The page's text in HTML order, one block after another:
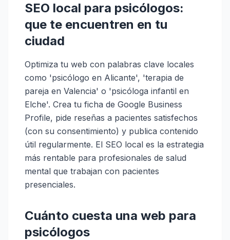
SEO local para psicólogos:
que te encuentren en tu
ciudad
Optimiza tu web con palabras clave locales
como 'psicólogo en Alicante', 'terapia de
pareja en Valencia' o 'psicóloga infantil en
Elche'. Crea tu ficha de Google Business
Profile, pide reseñas a pacientes satisfechos
(con su consentimiento) y publica contenido
útil regularmente. El SEO local es la estrategia
más rentable para profesionales de salud
mental que trabajan con pacientes
presenciales.
Cuánto cuesta una web para
psicólogos